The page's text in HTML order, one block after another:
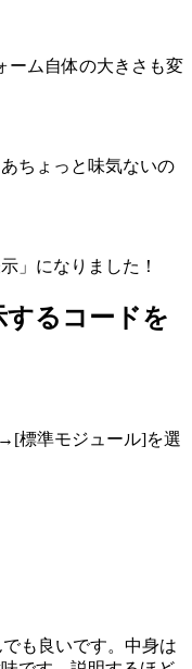
ーム自体の大きさも変
ちょっと味気ないの
」になりました！
るコードを
標準モジュール]を選
も良いです。中身は